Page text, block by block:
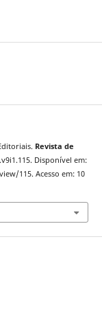
Revista de
Disponível em:
115. Acesso em: 10